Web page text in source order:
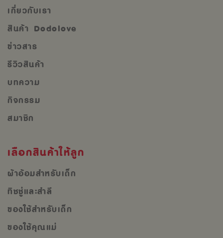
เกี่ยวกับเรา
สินค้า Dodolove
ข่าวสาร
รีวิวสินค้า
บทความ
กิจกรรม
สมาชิก
เลือกสินค้าให้ลูก
ผ้าอ้อมสำหรับเด็ก
ทิชชู่และสำลี
ของใช้สำหรับเด็ก
ของใช้คุณแม่